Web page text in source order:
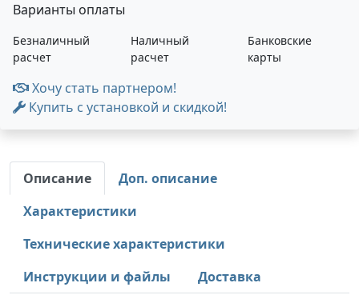
Варианты оплаты
Безналичный
расчет
Наличный
расчет
Банковские
карты
Хочу стать партнером!
Купить с установкой и скидкой!
Описание
Доп. описание
Характеристики
Технические характеристики
Инструкции и файлы
Доставка